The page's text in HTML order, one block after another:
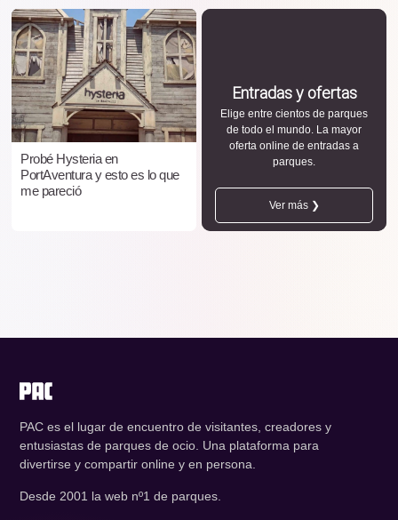
Probé Hysteria en
PortAventura y esto es lo que
me pareció
Entradas y ofertas
Elige entre cientos de parques
de todo el mundo. La mayor
oferta online de entradas a
parques.
Ver más ❯
PAC es el lugar de encuentro de visitantes, creadores y
entusiastas de parques de ocio. Una plataforma para
divertirse y compartir online y en persona.
Desde 2001 la web nº1 de parques.